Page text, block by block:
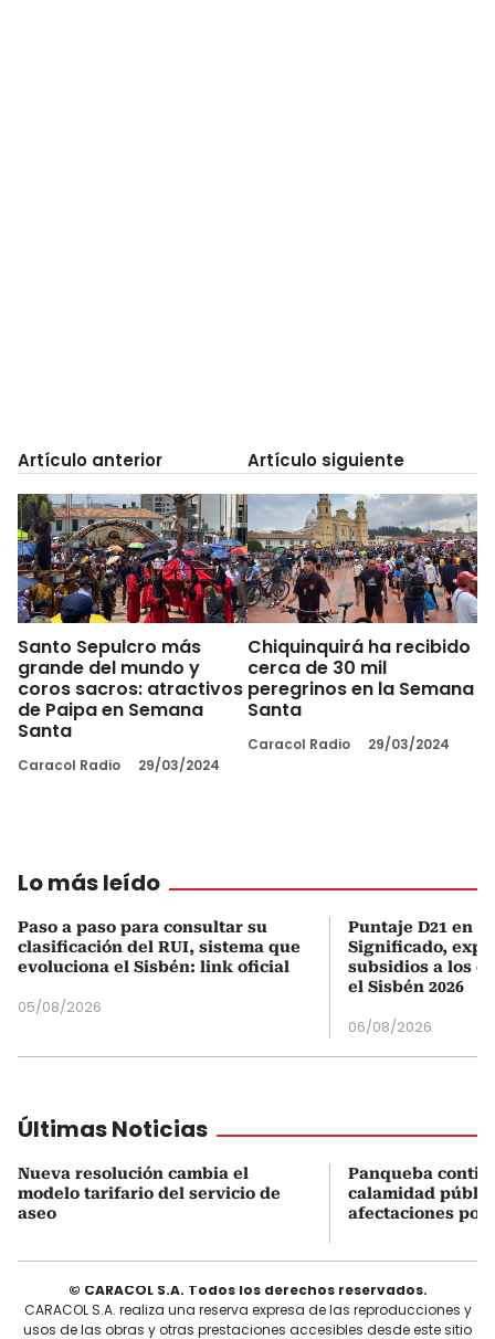
Artículo anterior
Santo Sepulcro más
grande del mundo y
coros sacros: atractivos
de Paipa en Semana
Santa
Caracol Radio 29/03/2024
Artículo siguiente
Chiquinquirá ha recibido
cerca de 30 mil
peregrinos en la Semana
Santa
Caracol Radio 29/03/2024
Lo más leído
Paso a paso para consultar su
clasificación del RUI, sistema que
evoluciona el Sisbén: link oficial
05/08/2026
Puntaje D21 en
Significado,
subsidios a los
el Sisbén 2026
06/08/2026
Últimas Noticias
Nueva resolución cambia el
modelo tarifario del servicio de
aseo
Panqueba
calamidad
afectaciones por
© CARACOL S.A. Todos los derechos reservados.
CARACOL S.A. realiza una reserva expresa de las reproducciones y
usos de las obras y otras prestaciones accesibles desde este sitio